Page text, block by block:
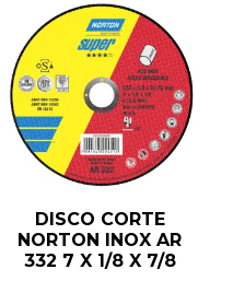
DISCO CORTE
NORTON INOX AR
332 7 X 1/8 X 7/8